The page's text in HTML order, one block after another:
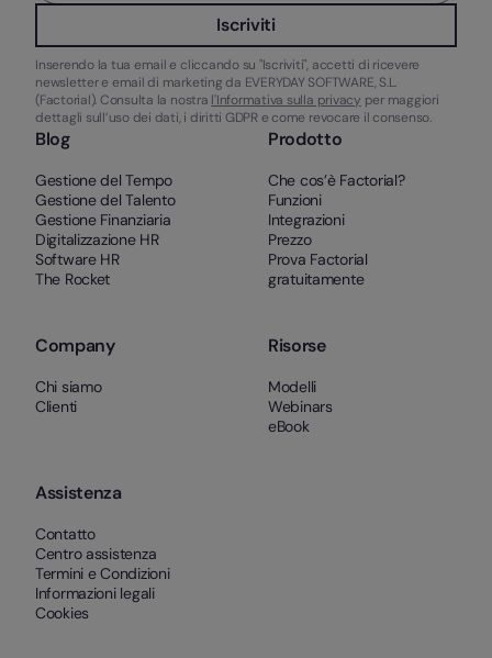
Iscriviti
Inserendo la tua email e cliccando su "Iscriviti", accetti di ricevere
newsletter e email di marketing da EVERYDAY SOFTWARE, S.L.
(Factorial). Consulta la nostra l'Informativa sulla privacy per maggiori
dettagli sull’uso dei dati, i diritti GDPR e come revocare il consenso.
Blog
Gestione del Tempo
Gestione del Talento
Gestione Finanziaria
Digitalizzazione HR
Software HR
The Rocket
Prodotto
Che cos’è Factorial?
Funzioni
Integrazioni
Prezzo
Prova Factorial
gratuitamente
Company
Chi siamo
Clienti
Risorse
Modelli
Webinars
eBook
Assistenza
Contatto
Centro assistenza
Termini e Condizioni
Informazioni legali
Cookies